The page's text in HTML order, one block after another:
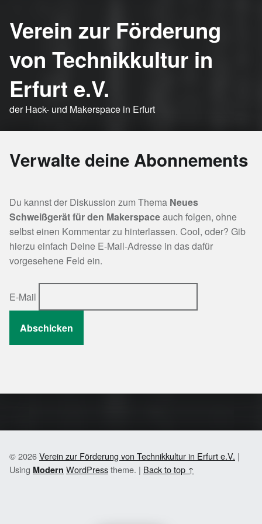
Verein zur Förderung
von Technikkultur in
Erfurt e.V.
der Hack- und Makerspace in Erfurt
Verwalte deine Abonnements
Du kannst der Diskussion zum Thema Neues
Schweißgerät für den Makerspaceauch folgen, ohne
selbst einen Kommentar zu hinterlassen. Cool, oder? Gib
hierzu einfach Deine E-Mail-Adresse in das dafür
vorgesehene Feld ein.
E-Mail
© 2026Verein zur Förderung von Technikkultur in Erfurt e.V. |
Using Modern WordPresstheme. | Back to top ↑